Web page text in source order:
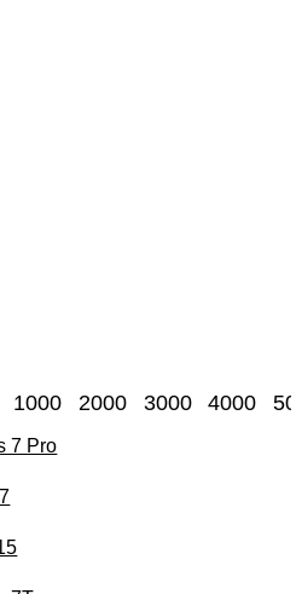
1000 2000 3000 4000
7 Pro